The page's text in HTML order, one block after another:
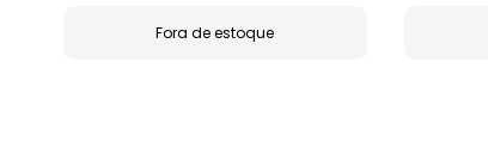
Fora de estoque